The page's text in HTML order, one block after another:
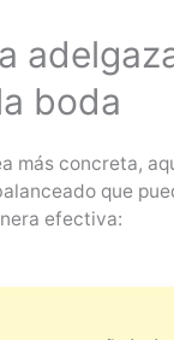
boda
más concreta,
que
efectiva: